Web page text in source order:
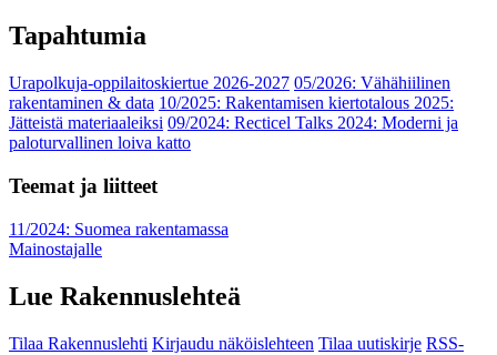
Tapahtumia
Urapolkuja-oppilaitoskiertue 2026-2027 05/2026: Vähähiilinen
rakentaminen & data 10/2025: Rakentamisen kiertotalous 2025:
Jätteistä materiaaleiksi 09/2024: Recticel Talks 2024: Moderni ja
paloturvallinen loiva katto
Teemat ja liitteet
11/2024: Suomea rakentamassa
Mainostajalle
Lue Rakennuslehteä
Tilaa Rakennuslehti Kirjaudu näköislehteen Tilaa uutiskirje RSS-